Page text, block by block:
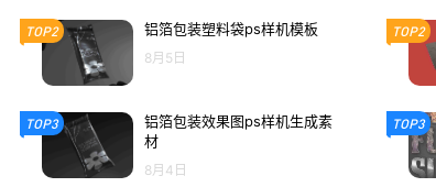
TOP2 铝箔包装塑料袋ps样机模板
8月5日
TOP3
铝箔包装效果图ps样机生成素
材
8月4日
TOP2
TOP3